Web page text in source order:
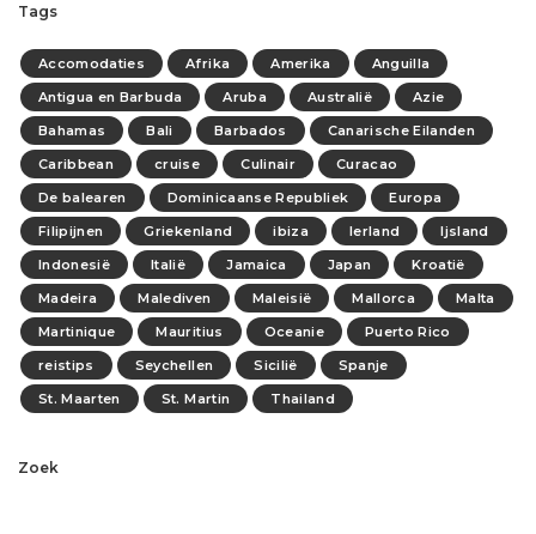
Tags
Accomodaties Afrika Amerika
Anguilla
Antigua en Barbuda
Aruba Australië
Azie
Bahamas
Bali Barbados
Canarische Eilanden
Caribbean
cruise Culinair
Curacao
De balearen
Dominicaanse Republiek
Europa
Filipijnen
Griekenland ibiza Ierland
Ijsland
Indonesië
Italië Jamaica Japan
Kroatië
Madeira
Malediven Maleisië Mallorca
Malta
Martinique
Mauritius Oceanie
Puerto Rico
reistips
Seychellen Sicilië
Spanje
St. Maarten
St. Martin Thailand
Zoek